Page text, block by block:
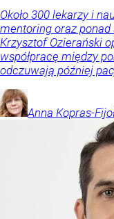
Około 300 lekarzy i
mentoring oraz
Krzysztof Ozierański
współpracę między
odczuwają później
Anna Kopras-